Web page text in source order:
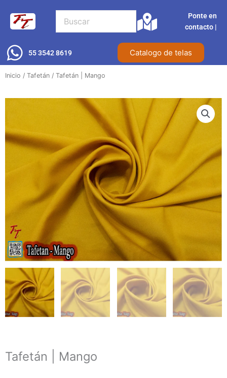
contenido
Ponte en
contacto |​
55 3542 8619 Catalogo de telas
Inicio / Tafetán / Tafetán | Mango
Tafetán | Mango